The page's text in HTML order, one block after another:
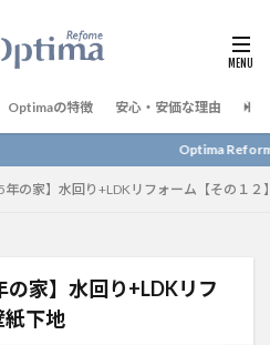
Optimaの特徴 安心・安価な理由 予
Optima Reform について詳し
年の家】水回り+LDKリフォーム【その１２
の家】水回り+LDKリフ
紙下地